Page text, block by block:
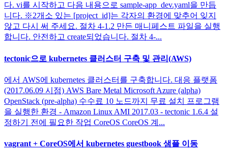
다. vi를 시작하고 다음 내용으로 sample-app_dev.yaml을 만듭
니다. ※2개소 있는 [project_id]는 각자의 환경에 맞추어 잊지
않고 다시 써 주세요. 절차 4-1.2 만든 매니페스트 파일을 실행
합니다. 안전하고 create되었습니다. 절차 4-...
tectonic으로 kubernetes 클러스터 구축 및 관리(AWS)
에서 AWS에 kubernetes 클러스터를 구축합니다. 대응 플랫폼
(2017.06.09 시점) AWS Bare Metal Microsoft Azure (alpha)
OpenStack (pre-alpha) 수수료 10 노드까지 무료 설치 프로그램
을 실행한 환경 - Amazon Linux AMI 2017.03 - tectonic 1.6.4 설
정하기 전에 필요한 작업 CoreOS CoreOS 계...
vagrant + CoreOS에서 kubernetes guestbook 샘플 이동